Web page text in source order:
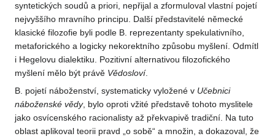
syntetických soudů a priori, nepřijal a zformuloval vlastní pojetí
nejvyššího mravního principu. Další představitelé německé
klasické filozofie byli podle B. reprezentanty spekulativního,
metaforického a logicky nekorektního způsobu myšlení. Odmítl
i Hegelovu dialektiku. Pozitivní alternativou filozofického
myšlení mělo být právě Vědosloví.
B. pojetí náboženství, systematicky vyložené v Učebnici
náboženské vědy, bylo oproti vžité představě tohoto myslitele
jako osvícenského racionalisty až překvapivě tradiční. Na tuto
oblast aplikoval teorii pravd „o sobě“ a množin, a dokazoval, že